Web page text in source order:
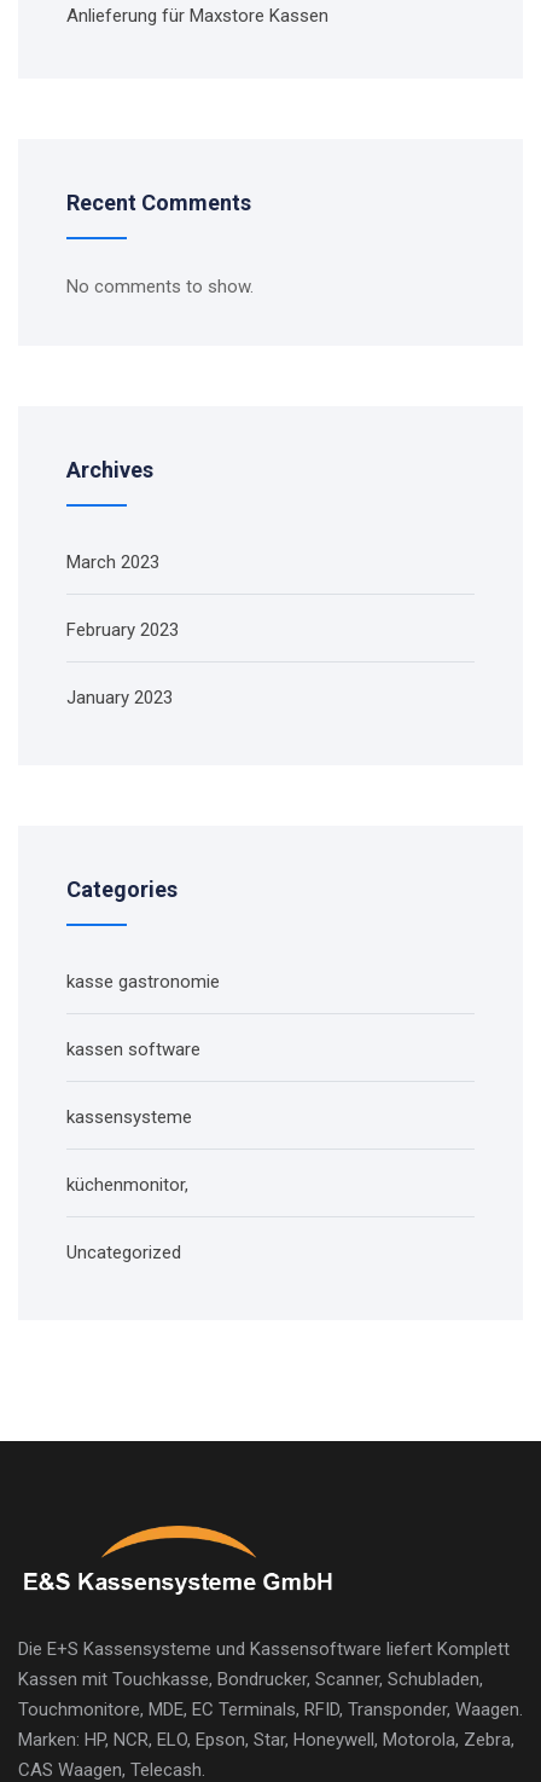
Anlieferung für Maxstore Kassen
Recent Comments
No comments to show.
Archives
March 2023
February 2023
January 2023
Categories
kasse gastronomie
kassen software
kassensysteme
küchenmonitor,
Uncategorized
Die E+S Kassensysteme und Kassensoftware liefert Komplett
Kassen mit Touchkasse, Bondrucker, Scanner, Schubladen,
Touchmonitore, MDE, EC Terminals, RFID, Transponder, Waagen.
Marken: HP, NCR, ELO, Epson, Star, Honeywell, Motorola, Zebra,
CAS Waagen, Telecash.